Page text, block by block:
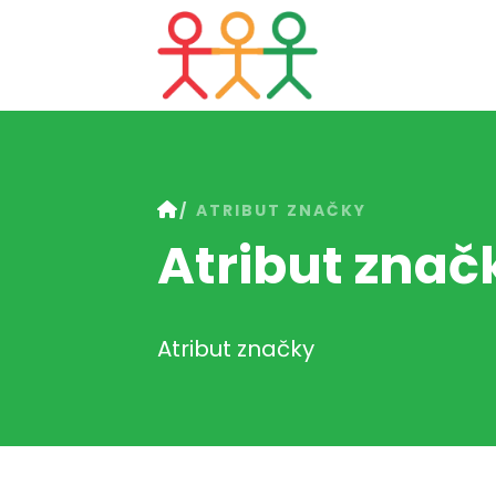
ATRIBUT ZNAČKY
Atribut
Atribut značky